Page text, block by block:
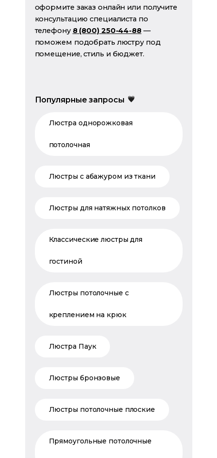
оформите заказ онлайн или получите
консультацию специалиста по
телефону 8 (800) 250-44-88—
поможем подобрать люстру под
помещение, стиль и бюджет.
Популярные запросы
Люстра однорожковая
потолочная
Люстры с абажуром из ткани
Люстры для натяжных потолков
Классические люстры для
гостиной
Люстры потолочные с
креплением на крюк
Люстра Паук
Люстры бронзовые
Люстры потолочные плоские
Прямоугольные потолочные